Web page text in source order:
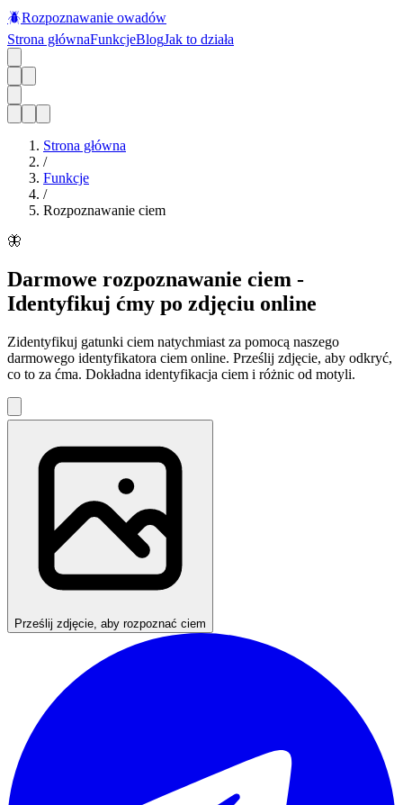
🪲Rozpoznawanie owadów
Strona głównaFunkcjeBlogJak to działa
Strona główna
/
Funkcje
/
Rozpoznawanie ciem
🦋
Darmowe rozpoznawanie ciem -
Identyfikuj ćmy po zdjęciu online
Zidentyfikuj gatunki ciem natychmiast za pomocą naszego
darmowego identyfikatora ciem online. Prześlij zdjęcie, aby odkryć,
co to za ćma. Dokładna identyfikacja ciem i różnic od motyli.
Prześlij zdjęcie, aby rozpoznać ciem